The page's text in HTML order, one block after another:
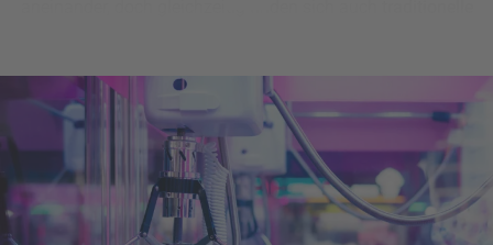
futuristischen Bauwerken Einblick in die Hightech-Seite des
Landes. Nicht weit davon entfernt liegt
Asakusa,
ein
traditionelles Viertel mit demSenso-ji-Tempel,
einem der
ältesten Tempel Tokios.
Auch bei den Übernachtungsmöglichkeiten zeigt sich
Japans Balance zwischen Moderne und Tradition. In den